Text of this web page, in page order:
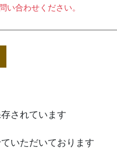
い合わせください。
されています
いただいております